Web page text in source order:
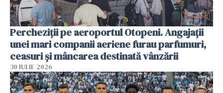
Percheziții pe aeroportul Otopeni. Angajații
unei mari companii aeriene furau parfumuri,
ceasuri și mâncarea destinată vânzării
30 IULIE 2026